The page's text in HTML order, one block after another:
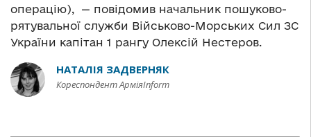
операцію), — повідомив начальник пошуково-
рятувальної служби Військово-Морських Сил ЗС
України капітан 1 рангу Олексій Нестеров.
НАТАЛІЯ ЗАДВЕРНЯК
Кореспондент АрміяInform